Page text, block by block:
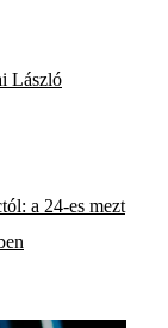
László
a 24-es mezt